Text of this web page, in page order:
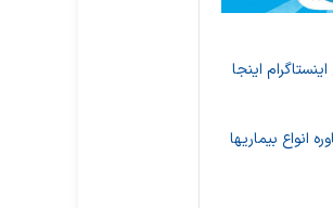
اینجا
انواع بیماریها